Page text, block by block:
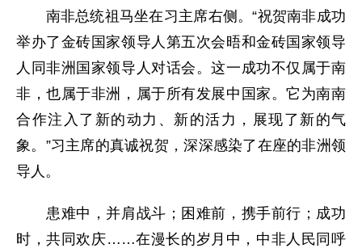
南非总统祖马坐在习主席右侧。“祝贺南非成功
举办了金砖国家领导人第五次会晤和金砖国家领导
人同非洲国家领导人对话会。这一成功不仅属于南
非，也属于非洲，属于所有发展中国家。它为南南
合作注入了新的动力、新的活力，展现了新的气
象。”习主席的真诚祝贺，深深感染了在座的非洲领
导人。
患难中，并肩战斗；困难前，携手前行；成功
时，共同欢庆……在漫长的岁月中，中非人民同呼